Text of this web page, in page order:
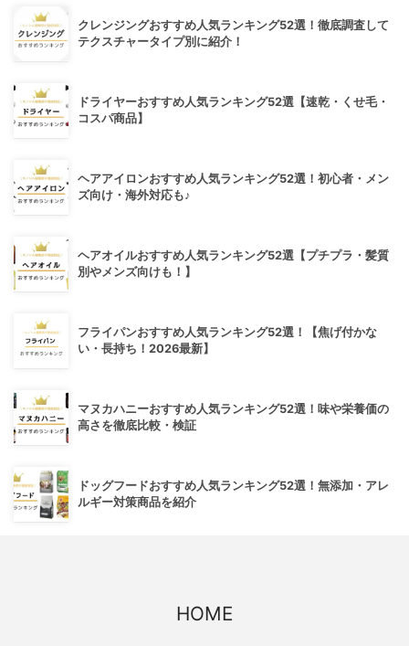
クレンジングおすすめ人気ランキング52選！徹底調査して
テクスチャータイプ別に紹介！
ドライヤーおすすめ人気ランキング52選【速乾・くせ毛・
コスパ商品】
ヘアアイロンおすすめ人気ランキング52選！初心者・メン
ズ向け・海外対応も♪
ヘアオイルおすすめ人気ランキング52選【プチプラ・髪質
別やメンズ向けも！】
フライパンおすすめ人気ランキング52選！【焦げ付かな
い・長持ち！2026最新】
マヌカハニーおすすめ人気ランキング52選！味や栄養価の
高さを徹底比較・検証
ドッグフードおすすめ人気ランキング52選！無添加・アレ
ルギー対策商品を紹介
HOME